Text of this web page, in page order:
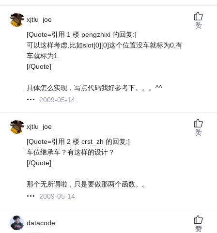
xjtlu_joe
[Quote=引用 1 楼 pengzhixi 的回复:]
可以这样考虑,比如slot[0][0]这个位置没车就标为0,有
车就标为1.
[/Quote]
具体怎么实现，写点代码我好参考下。。。^^
2009-05-14
赞
xjtlu_joe
[Quote=引用 2 楼 crst_zh 的回复:]
车位继承车？有这样的设计？
[/Quote]
那个无所谓啦，只是要做那两个函数。。
2009-05-14
赞
datacode
赞